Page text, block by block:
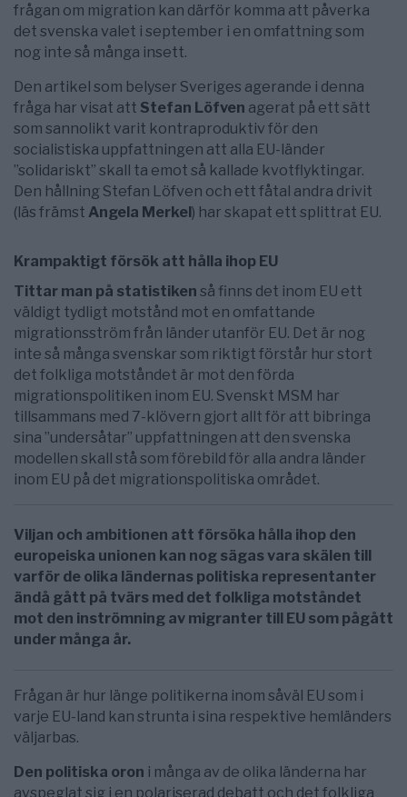
frågan om migration kan därför komma att påverka
det svenska valet i september i en omfattning som
nog inte så många insett.
Den artikel som belyser Sveriges agerande i denna
fråga har visat att Stefan Löfven agerat på ett sätt
som sannolikt varit kontraproduktiv för den
socialistiska uppfattningen att alla EU-länder
”solidariskt” skall ta emot så kallade kvotflyktingar.
Den hållning Stefan Löfven och ett fåtal andra drivit
(läs främst Angela Merkel ) har skapat ett splittrat EU.
Krampaktigt försök att hålla ihop EU
Tittar man på statistiken så finns det inom EU ett
väldigt tydligt motstånd mot en omfattande
migrationsström från länder utanför EU. Det är nog
inte så många svenskar som riktigt förstår hur stort
det folkliga motståndet är mot den förda
migrationspolitiken inom EU. Svenskt MSM har
tillsammans med 7-klövern gjort allt för att bibringa
sina ”undersåtar” uppfattningen att den svenska
modellen skall stå som förebild för alla andra länder
inom EU på det migrationspolitiska området.
Viljan och ambitionen att försöka hålla ihop den
europeiska unionen kan nog sägas vara skälen till
varför de olika ländernas politiska representanter
ändå gått på tvärs med det folkliga motståndet
mot den inströmning av migranter till EU som pågått
under många år.
Frågan är hur länge politikerna inom såväl EU som i
varje EU-land kan strunta i sina respektive hemländers
väljarbas.
Den politiska oron i många av de olika länderna har
avspeglat sig i en polariserad debatt och det folkliga